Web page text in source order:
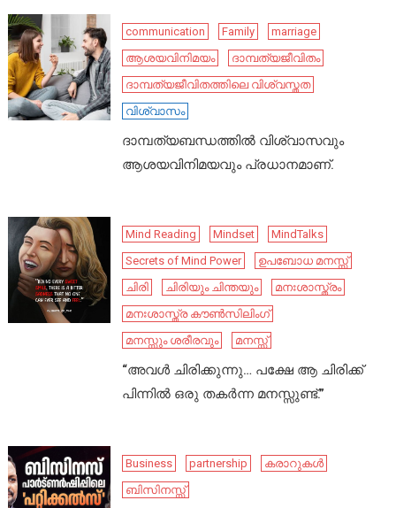
communication Family
marriage
ആശയവിനിമയം
ദാമ്പത്യജീവിതം
ദാമ്പത്യജീവിതത്തിലെ വിശ്വസ്തത
വിശ്വാസം
ദാമ്പത്യബന്ധത്തിൽ വിശ്വാസവും
ആശയവിനിമയവും പ്രധാനമാണ്.
Mind Reading Mindset
MindTalks
Secrets of Mind Power
ഉപബോധ മനസ്സ്
ചിരി
ചിരിയും ചിന്തയും
മനഃശാസ്ത്രം
മനഃശാസ്ത്ര കൗൺസിലിംഗ്
മനസ്സും ശരീരവും
മനസ്സ്
“അവൾ ചിരിക്കുന്നു… പക്ഷേ ആ ചിരിക്ക്
പിന്നിൽ ഒരു തകർന്ന മനസ്സുണ്ട്.”
Business partnership
കരാറുകൾ
ബിസിനസ്സ്